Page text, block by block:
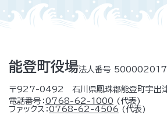
能登町役場法人番号
〒927-0492 石川県鳳珠郡能登町宇出
電話番号：0768-62-1000 (代表)
ファックス：0768-62-4506 (代表)